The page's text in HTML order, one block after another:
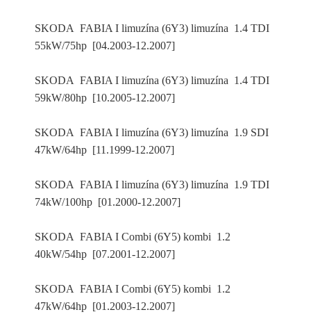
SKODA FABIA I limuzína (6Y3) limuzína 1.4 TDI
55kW/75hp [04.2003-12.2007]
SKODA FABIA I limuzína (6Y3) limuzína 1.4 TDI
59kW/80hp [10.2005-12.2007]
SKODA FABIA I limuzína (6Y3) limuzína 1.9 SDI
47kW/64hp [11.1999-12.2007]
SKODA FABIA I limuzína (6Y3) limuzína 1.9 TDI
74kW/100hp [01.2000-12.2007]
SKODA FABIA I Combi (6Y5) kombi 1.2
40kW/54hp [07.2001-12.2007]
SKODA FABIA I Combi (6Y5) kombi 1.2
47kW/64hp [01.2003-12.2007]